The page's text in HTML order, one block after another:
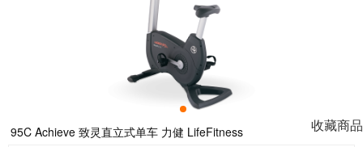
收藏商品
95C Achieve 致灵直立式单车 力健 LifeFitness